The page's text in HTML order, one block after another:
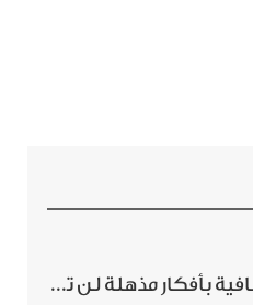
تصاميم مطابخ اسكندنافية بأفكار مذهلة لن ترغبي بتفويتها